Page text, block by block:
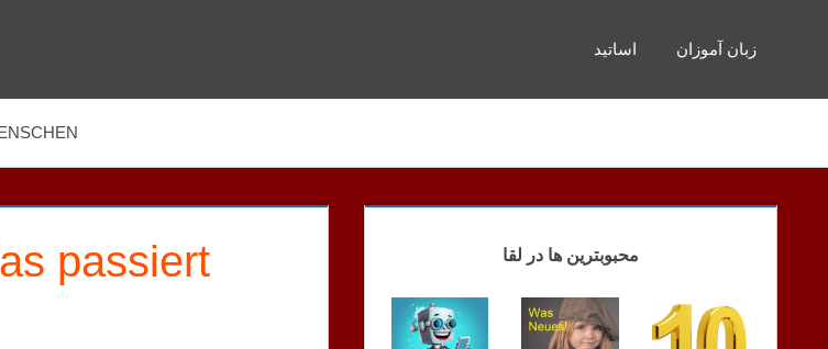
اساتید زبان آموزان
passiert. محبوبترین ها در لقا